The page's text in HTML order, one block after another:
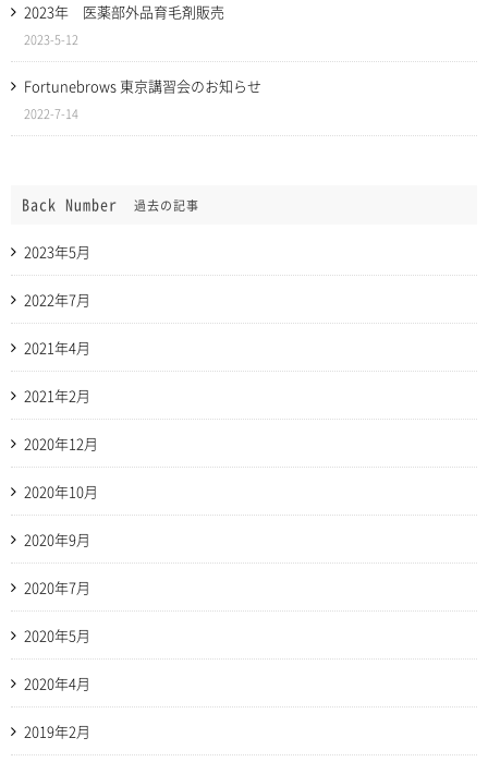
2023年 医薬部外品育毛剤販売
2023-5-12
Fortunebrows 東京講習会のお知らせ
2022-7-14
Back Number 過去の記事
2023年5月
2022年7月
2021年4月
2021年2月
2020年12月
2020年10月
2020年9月
2020年7月
2020年5月
2020年4月
2019年2月